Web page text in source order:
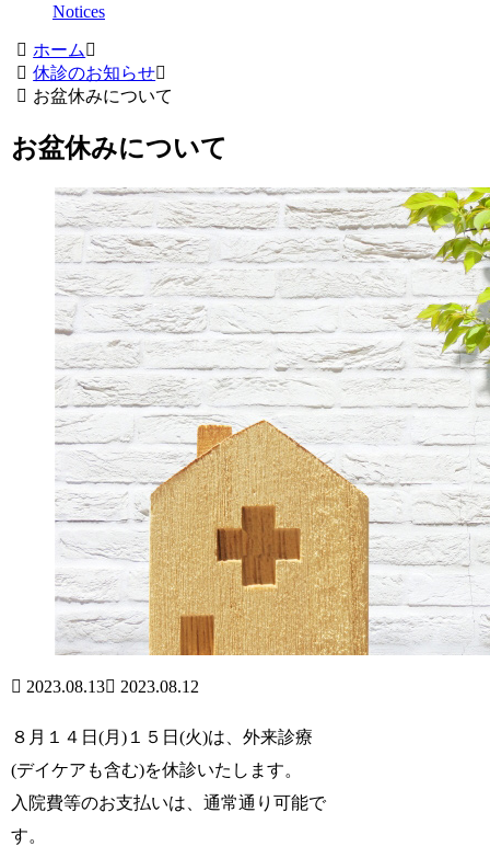
Notices
ホーム
休診のお知らせ
お盆休みについて
お盆休みについて
2023.08.13 2023.08.12
８月１４日(月)１５日(火)は、外来診療
(デイケアも含む)を休診いたします。
入院費等のお支払いは、通常通り可能で
す。